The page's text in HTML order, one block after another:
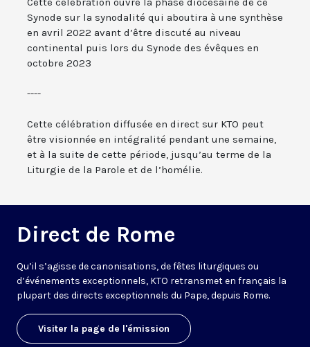
Synode sur la synodalité qui aboutira à une synthèse
en avril 2022 avant d’être discuté au niveau
continental puis lors du Synode des évêques en
octobre 2023
----
Cette célébration diffusée en direct sur KTO peut
être visionnée en intégralité pendant une semaine,
et à la suite de cette période, jusqu’au terme de la
Liturgie de la Parole et de l’homélie.
Direct de Rome
Qu’il s’agisse de canonisations, de fêtes liturgiques ou
d’événements exceptionnels, KTO retransmet en français la
plupart des directs exceptionnels du Pape, depuis Rome.
Visiter la page de l'émission